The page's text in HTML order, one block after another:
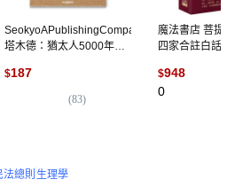
SeokyoAPublishingCompany
塔木德：猶太人5000年智
夏伊尼亞
$187
(83)
魔法書店 菩提
四家合註白話
師
$948
0
法總則 生理學